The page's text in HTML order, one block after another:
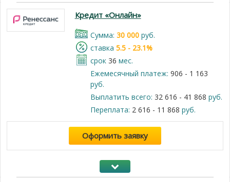
Кредит «Онлайн»
Cумма: 30 000руб.
cтавка 5.5 - 23.1%
срок 36 мес.
Ежемесячный платеж: 906 - 1 163
руб.
Выплатить всего: 32 616 - 41 868 руб.
Переплата: 2 616 - 11 868 руб.
Оформить заявку